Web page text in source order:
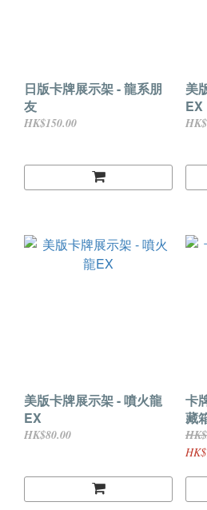
日版卡牌展示架 - 龍系朋
友
HK$150.00
美
EX
美版卡牌展示架 - 噴火龍
EX
HK$80.00
卡
藏